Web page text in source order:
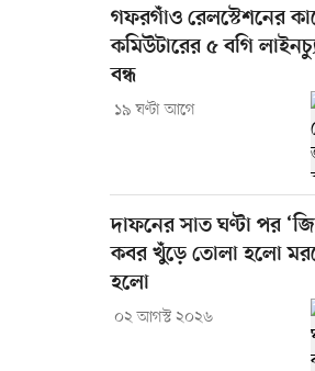
গফরগাঁও রেলস্টেশনের
কমিউটারের ৫ বগি
বন্ধ
১৯ ঘণ্টা আগে
দাফনের সাত ঘণ্টা পর
কবর খুঁড়ে তোলা হলো
হলো
০২ আগস্ট ২০২৬